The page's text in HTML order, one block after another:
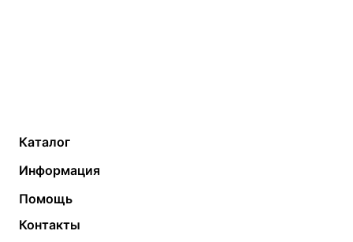
Каталог
Твердотопливные котлы
Электрические котлы
Банные печи
Теплый пол
Радиаторы
Насосы
Информация
Контакты
Статьи
Помощь
Контакты